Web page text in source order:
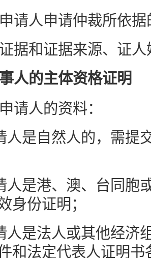
申请人申请仲裁所依
证据和证据来源、证
人的主体资格证明
请人的资料：
人是自然人的，需提
人是港、澳、台同胞
身份证明；
人是法人或其他经济
和法定代表人证明